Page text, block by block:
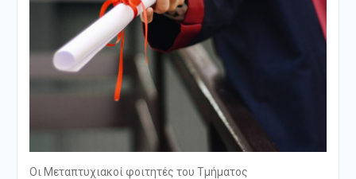
Οι Μεταπτυχιακοί φοιτητές του Τμήματος